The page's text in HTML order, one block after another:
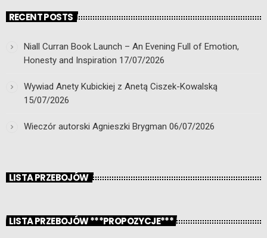
RECENT POSTS
Niall Curran Book Launch – An Evening Full of Emotion,
Honesty and Inspiration 17/07/2026
Wywiad Anety Kubickiej z Anetą Ciszek-Kowalską
15/07/2026
Wieczór autorski Agnieszki Brygman 06/07/2026
LISTA PRZEBOJÓW
LISTA PRZEBOJÓW ***PROPOZYCJE***